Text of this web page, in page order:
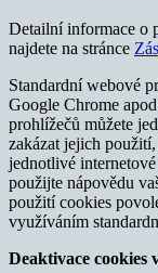
Detailní informace o
najdete na stránce
Standardní webové
Google Chrome
prohlížečů můžete
zakázat jejich
jednotlivé
použijte nápovědu
použití cookies
využíváním
Deaktivace cookies